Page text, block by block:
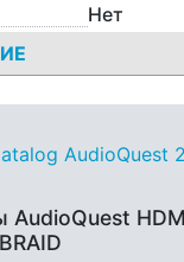
Нет
AudioQuest